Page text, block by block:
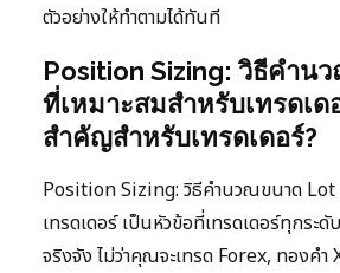
ตัวอย่างให้ทำตามได้ทันที
Position Sizing: วิธีคำน
ที่เหมาะสมสำหรับเทรดเด
สำคัญสำหรับเทรดเดอร์?
Position Sizing: วิธีคำนวณขนาด Lot
เทรดเดอร์ เป็นหัวข้อที่เทรดเดอร์ทุกระ
จริงจัง ไม่ว่าคุณจะเทรด Forex, ทองคำ